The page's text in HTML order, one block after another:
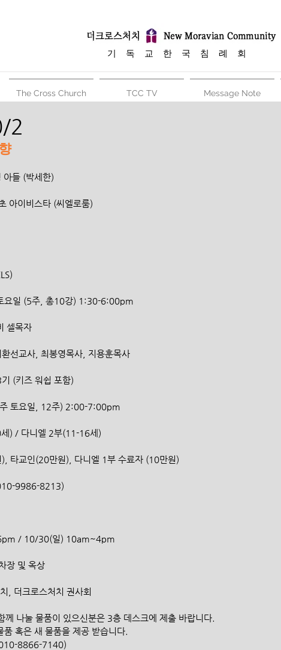
​기 독 교 한 국 침 례 회
The Cross Church TCC TV Message Note
2
들 (박세한)
아이비스타 (씨엘로룸)
토요일 (5주, 총10강) 1:30-6:00pm
셀목자
기환선교사, 최봉영목사, 지용훈목사
(키즈 워쉽 포함)
주 토요일, 12주) 2:00-7:00pm
세) / 다니엘 2부(11-16세)
), 타교인(20만원), 다니엘 1부 수료자 (10만원)
(010-9986-8213)
/ 10/30(일) 10am~4pm
차장 및 옥상
치, 더크로스처치 권사회
나눌 물품이 있으신분은 3층 데스크에 제출 바랍니다.
품 혹은 새 물품을 제공 받습니다.
사 010-8866-7140)